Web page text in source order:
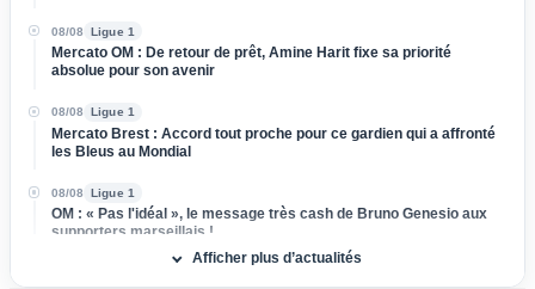
08/08 Ligue 1
Mercato OM : De retour de prêt, Amine Harit fixe sa priorité
absolue pour son avenir
08/08 Ligue 1
Mercato Brest : Accord tout proche pour ce gardien qui a affronté
les Bleus au Mondial
08/08 Ligue 1
OM : « Pas l'idéal », le message très cash de Bruno Genesio aux
supporters marseillais !
Afficher plus d’actualités